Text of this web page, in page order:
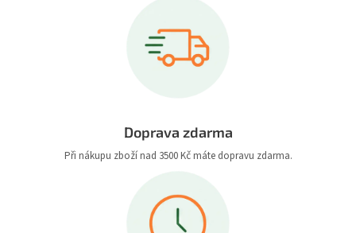
Doprava zdarma
Při nákupu zboží nad 3500 Kč máte dopravu zdarma.